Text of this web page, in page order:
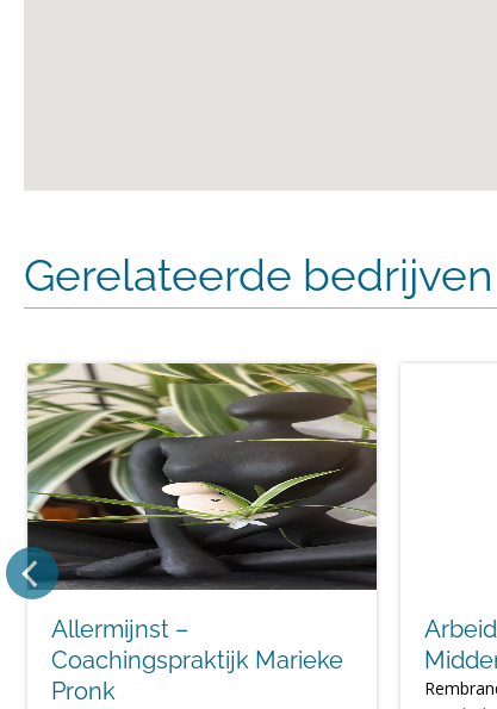
Gerelateerde bedrijven
Allermijnst –
Coachingspraktijk Marieke
Pronk